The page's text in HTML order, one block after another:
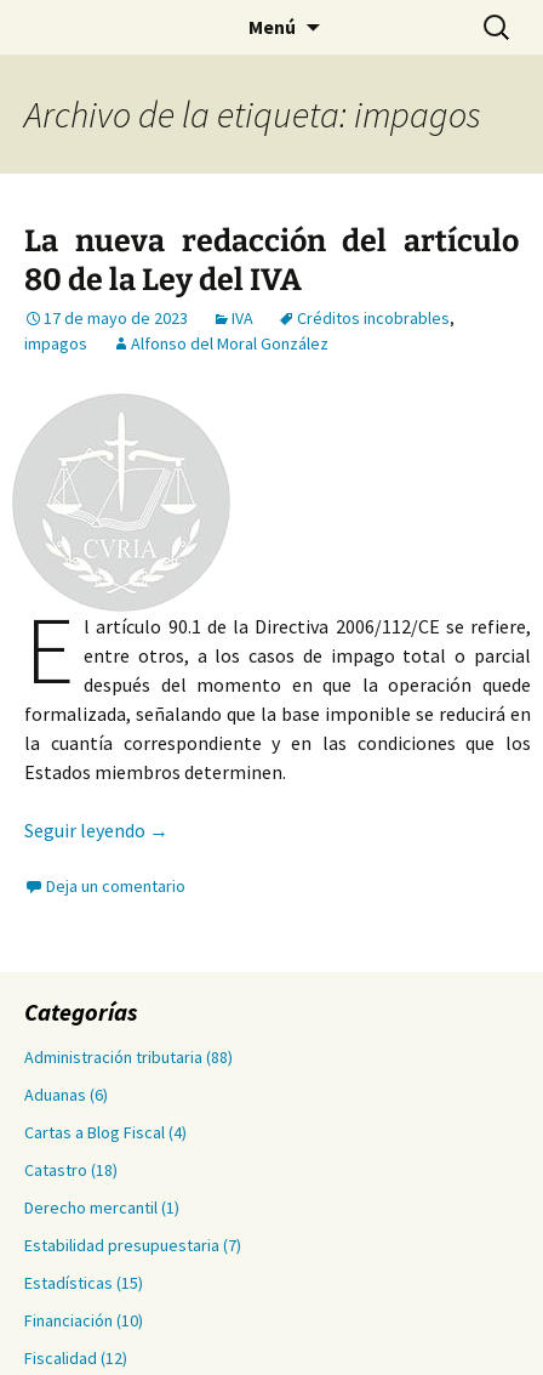
Menú Buscar:
Archivo de la etiqueta: impagos
La nueva redacción del artículo
80 de la Ley del IVA
17 de mayo de 2023 IVA Créditos incobrables,
impagos
Alfonso del Moral González
E l artículo 90.1 de la Directiva 2006/112/CE se refiere,
entre otros, a los casos de impago total o parcial
después del momento en que la operación quede
formalizada, señalando que la base imponible se reducirá en
la cuantía correspondiente y en las condiciones que los
Estados miembros determinen.
Seguir leyendo La nueva redacción del artículo 80 de la Ley del
→
Deja un comentario
Categorías
Administración tributaria (88)
Aduanas (6)
Cartas a Blog Fiscal(4)
Catastro (18)
Derecho mercantil(1)
Estabilidad presupuestaria (7)
Estadísticas (15)
Financiación (10)
Fiscalidad (12)